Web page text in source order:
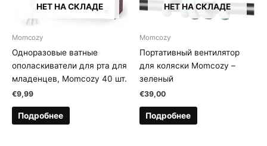
НЕТ НА СКЛАДЕ
Momcozy
Одноразовые ватные
ополаскиватели для рта для
младенцев, Momcozy 40 шт.
€9,99
Подробнее
НЕТ НА СКЛАДЕ
Momcozy
Портативный вентилятор
для коляски Momcozy –
зеленый
€39,00
Подробнее